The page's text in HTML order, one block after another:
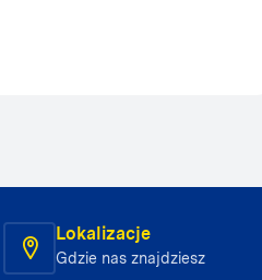
Lokalizacje
Gdzie nas znajdziesz